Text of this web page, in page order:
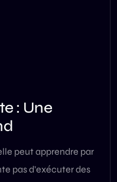
: Une
peut apprendre par
pas d’exécuter des